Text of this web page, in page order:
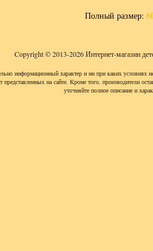
Полный размер:
Copyright © 2013-2026 Интернет-магазин
информационный характер и ни при каких
на сайте. Кроме того, производители
уточняйте полное описание и